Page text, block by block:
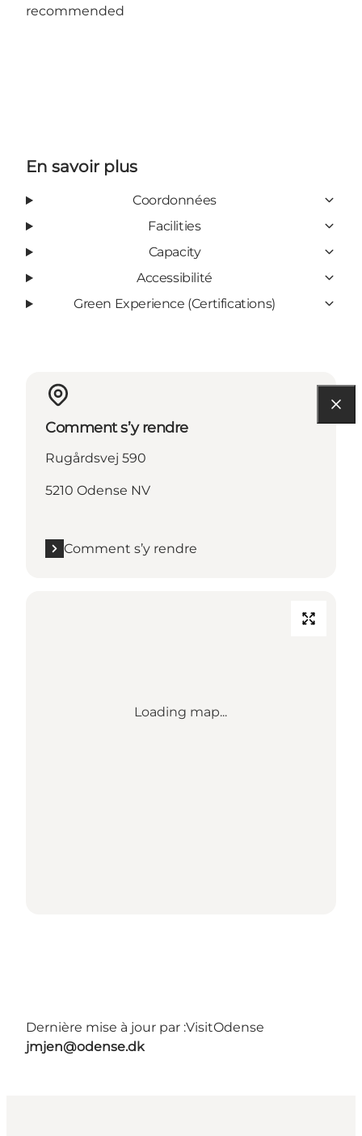
recommended
En savoir plus
Coordonnées
Facilities
Capacity
Accessibilité
Green Experience (Certifications)
Comment s’y rendre
Rugårdsvej 590
5210 Odense NV
Comment s’y rendre
Loading map...
Dernière mise à jour par :VisitOdense
jmjen@odense.dk